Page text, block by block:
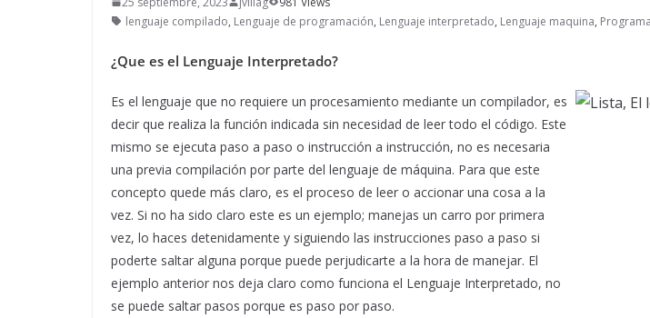
lenguaje compilado, Lenguaje de programación, Lenguaje interpretado, Lenguaje maquina,
¿Que es el Lenguaje Interpretado?
Es el lenguaje que no requiere un procesamiento mediante un compilador, es
decir que realiza la función indicada sin necesidad de leer todo el código. Este
mismo se ejecuta paso a paso o instrucción a instrucción, no es necesaria
una previa compilación por parte del lenguaje de máquina. Para que este
concepto quede más claro, es el proceso de leer o accionar una cosa a la
vez. Si no ha sido claro este es un ejemplo; manejas un carro por primera
vez, lo haces detenidamente y siguiendo las instrucciones paso a paso si
poderte saltar alguna porque puede perjudicarte a la hora de manejar. El
ejemplo anterior nos deja claro como funciona el Lenguaje Interpretado, no
se puede saltar pasos porque es paso por paso.